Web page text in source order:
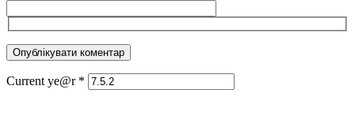
Current ye@r *